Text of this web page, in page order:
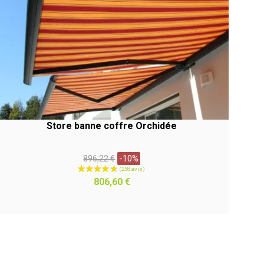
Store banne coffre Orchidée
Prix
habituel
896,22 € -10%
Prix
806,60 €
APERÇU RAPIDE